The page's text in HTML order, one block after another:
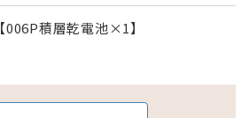
【006P積層乾電池×1】